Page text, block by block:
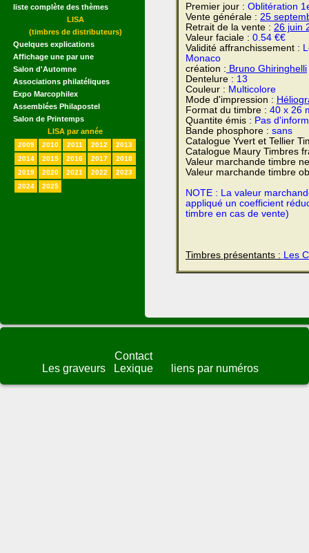
liste complète des thèmes
LISA
(timbres de distributeurs)
Quelques explications
Affichage une par une
Salon d'Automne
Associations philatéliques
Expo Marcophilex
Assemblées Philapostel
Salon de Printemps
LISA par année
2009 2010 2011 2012
2013
2014
2015 2016 2017
2018
2019
2020 2021 2022
2023
2024
2025
Premier jour : Oblitération
Vente générale : 25
Retrait de la vente : 26 juin
Valeur faciale : 0.54 €€
Validité affranchissement :
Monaco
création : Bruno Ghiringhelli
Dentelure : 13
Couleur : Multicolore
Mode d'impression :
Format du timbre : 40 x 26
Quantite émis : Pas
Bande phosphore : sans
Catalogue Yvert et Tellier
Catalogue Maury Timbres
Valeur marchande timbre
Valeur marchande timbre
NOTE : La valeur
appliqué un coefficient
timbre en cas de vente)
Timbres présentants : Les
Les graveurs
Contact
Lexique
liens par numéros